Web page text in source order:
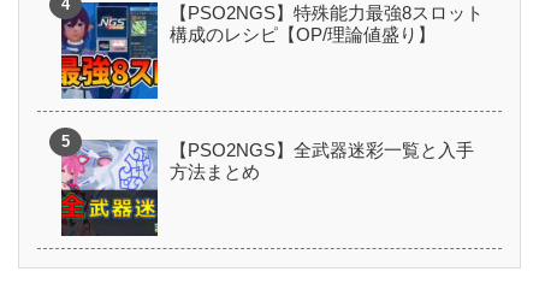
【PSO2NGS】特殊能力最強8スロット
構成のレシピ【OP/理論値盛り】
【PSO2NGS】全武器迷彩一覧と入手
方法まとめ